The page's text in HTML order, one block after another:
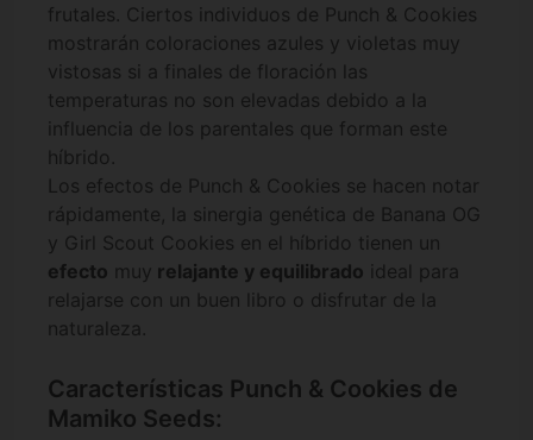
frutales. Ciertos individuos de Punch & Cookies
mostrarán coloraciones azules y violetas muy
vistosas si a finales de floración las
temperaturas no son elevadas debido a la
influencia de los parentales que forman este
híbrido.
Los efectos de Punch & Cookies se hacen notar
rápidamente, la sinergia genética de Banana OG
y Girl Scout Cookies en el híbrido tienen un
efecto muy relajante y equilibrado ideal para
relajarse con un buen libro o disfrutar de la
naturaleza.
Características Punch & Cookies de
Mamiko Seeds: